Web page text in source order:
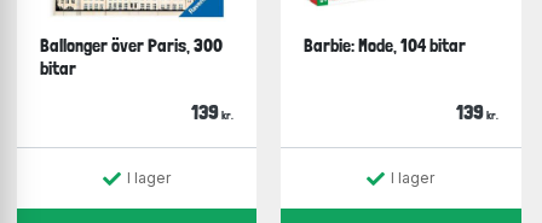
Ballonger över Paris, 300
bitar
139 kr.
I lager
Barbie: Mode, 104 bitar
139 kr.
I lager